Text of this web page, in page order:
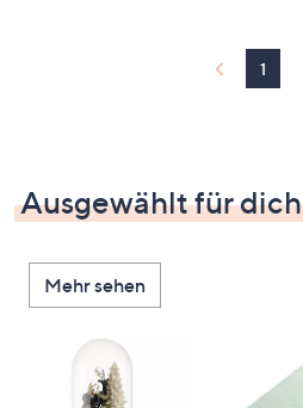
1
Ausgewählt für dich
Mehr sehen